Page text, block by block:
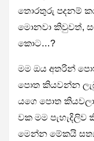
තොර­තුරු පද­නම්
මොනවා කිවු­වත්,
කොට…?
මම ඔය අතරින්
පොත කිය­වන්න
යගෙ පොත
වක මම
මෙන්න මේකයි